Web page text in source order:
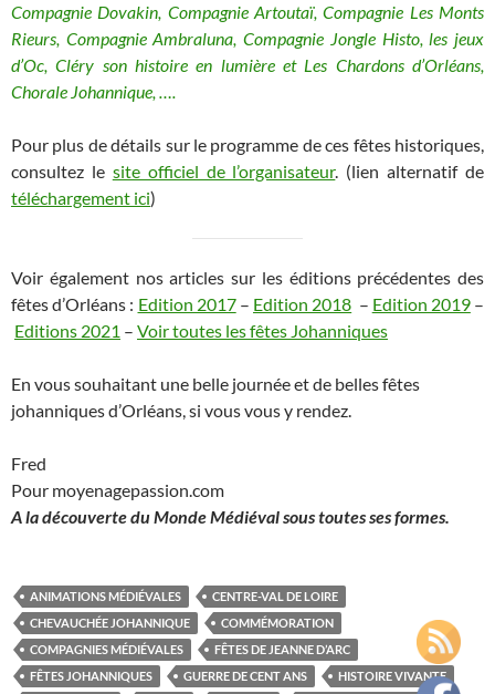
Compagnie Dovakin, Compagnie Artoutaï, Compagnie Les Monts
Rieurs, Compagnie Ambraluna, Compagnie Jongle Histo, les jeux
d’Oc, Cléry son histoire en lumière et Les Chardons d’Orléans,
Chorale Johannique, ….
Pour plus de détails sur le programme de ces fêtes historiques,
consultez le site officiel de l’organisateur. (lien alternatif de
téléchargement ici)
Voir également nos articles sur les éditions précédentes des
fêtes d’Orléans : Edition 2017– Edition 2018 – Edition 2019–
Editions 2021 – Voir toutes les fêtes Johanniques
En vous souhaitant une belle journée et de belles fêtes
johanniques d’Orléans, si vous vous y rendez.
Fred
Pour moyenagepassion.com
A la découverte du Monde Médiéval sous toutes ses formes.
ANIMATIONS MÉDIÉVALES
CENTRE-VAL DE LOIRE
CHEVAUCHÉE JOHANNIQUE
COMMÉMORATION
COMPAGNIES MÉDIÉVALES
FÊTES DE JEANNE D’ARC
FÊTES JOHANNIQUES
GUERRE DE CENT ANS
HISTOIRE VIVANTE